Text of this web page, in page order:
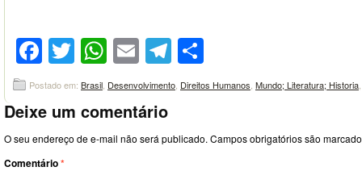
Facebook
Twitter
WhatsApp
EmailTelegram
Postado em: Brasil Desenvolvimento Direitos Humanos Mundo; Literatura; Historia
Deixe um comentário
O seu endereço de e-mail não será publicado. Campos obrigatórios são
Comentário*